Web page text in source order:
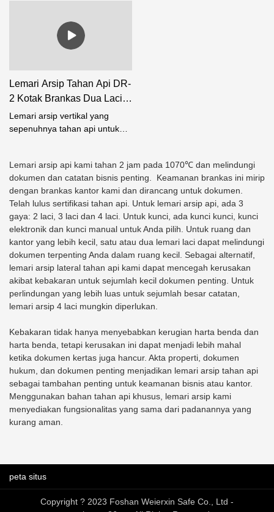
Lemari arsip api kami tahan 2 jam pada 1070℃ dan melindungi
dokumen dan catatan bisnis penting. Keamanan brankas ini mirip
dengan brankas kantor kami dan dirancang untuk dokumen.
Telah lulus sertifikasi tahan api. Untuk lemari arsip api, ada 3
gaya: 2 laci, 3 laci dan 4 laci. Untuk kunci, ada kunci kunci, kunci
elektronik dan kunci manual untuk Anda pilih. Untuk ruang dan
kantor yang lebih kecil, satu atau dua lemari laci dapat melindungi
dokumen terpenting Anda dalam ruang kecil. Sebagai alternatif,
lemari arsip lateral tahan api kami dapat mencegah kerusakan
akibat kebakaran untuk sejumlah kecil dokumen penting. Untuk
perlindungan yang lebih luas untuk sejumlah besar catatan,
lemari arsip 4 laci mungkin diperlukan.
Kebakaran tidak hanya menyebabkan kerugian harta benda dan
harta benda, tetapi kerusakan ini dapat menjadi lebih mahal
ketika dokumen kertas juga hancur. Akta properti, dokumen
hukum, dan dokumen penting menjadikan lemari arsip tahan api
sebagai tambahan penting untuk keamanan bisnis atau kantor.
Menggunakan bahan tahan api khusus, lemari arsip kami
menyediakan fungsionalitas yang sama dari padanannya yang
kurang aman.
diisolasi secara individual dari
api* Mekanisme penguncian
laci independen* Semua laci
2, 3 atau 4 laci
Semua laci diamankan dengan
satu kunci manual* Pilihan 3
ukuran, versi 2, 3 atau 4 laci
Lemari Arsip Tahan Api DR-
2 Kotak Brankas Dua Laci-
Weierxin Safe
Lemari arsip vertikal yang
sepenuhnya tahan api untuk
sangat tahan lama untuk
menahan api.
peta situs
Copyright ? 2023 Foshan Weierxin Safe Co., Ltd -